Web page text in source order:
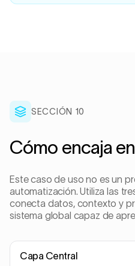
SECCIÓN 10
Cómo encaja
Este caso de uso no es un
automatización. Utiliza las
conecta datos, contexto y
sistema global capaz de
Capa Central